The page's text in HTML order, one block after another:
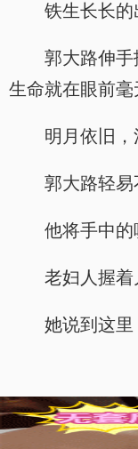
铁生长长的
郭大路伸
生命就在眼前毫
明月依旧，
郭大路轻易
他将手中的
老妇人握
她说到这里